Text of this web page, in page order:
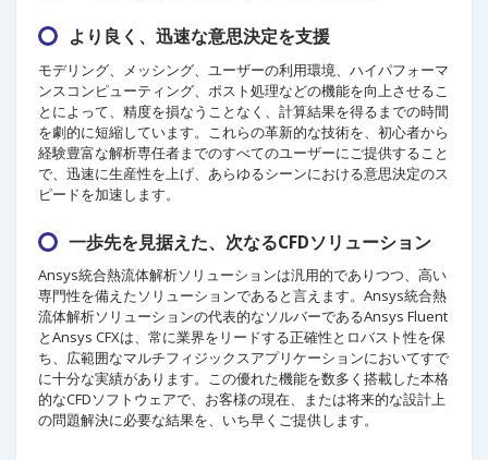
より良く、迅速な意思決定を支援
モデリング、メッシング、ユーザーの利用環境、ハイパフォーマ
ンスコンピューティング、ポスト処理などの機能を向上させるこ
とによって、精度を損なうことなく、計算結果を得るまでの時間
を劇的に短縮しています。これらの革新的な技術を、初心者から
経験豊富な解析専任者までのすべてのユーザーにご提供すること
で、迅速に生産性を上げ、あらゆるシーンにおける意思決定のス
ピードを加速します。
一歩先を見据えた、次なるCFDソリューション
Ansys統合熱流体解析ソリューションは汎用的でありつつ、高い
専門性を備えたソリューションであると言えます。Ansys統合熱
流体解析ソリューションの代表的なソルバーであるAnsys Fluent
とAnsys CFXは、常に業界をリードする正確性とロバスト性を保
ち、広範囲なマルチフィジックスアプリケーションにおいてすで
に十分な実績があります。この優れた機能を数多く搭載した本格
的なCFDソフトウェアで、お客様の現在、または将来的な設計上
の問題解決に必要な結果を、いち早くご提供します。